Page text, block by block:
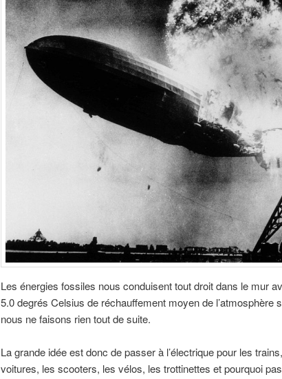
Les énergies fossiles nous conduisent tout droit dans le mur
5.0 degrés Celsius de réchauffement moyen de l’atmosphère
nous ne faisons rien tout de suite.
La grande idée est donc de passer à l’électrique pour les
voitures, les scooters, les vélos, les trottinettes et pourquoi